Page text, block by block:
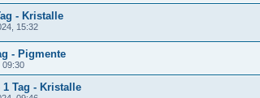
- Kristalle
15:32
- Pigmente
09:30
1 Tag - Kristalle